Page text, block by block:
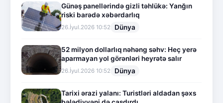
Günəş panellərində gizli təhlükə: Yanğın
riski barədə xəbərdarlıq
26.İyul.2026 10:52 Dünya
52 milyon dollarlıq nəhəng səhv: Heç yerə
aparmayan yol görənləri heyrətə salır
26.İyul.2026 10:52 Dünya
Tarixi ərazi yalanı: Turistləri aldadan şəxs